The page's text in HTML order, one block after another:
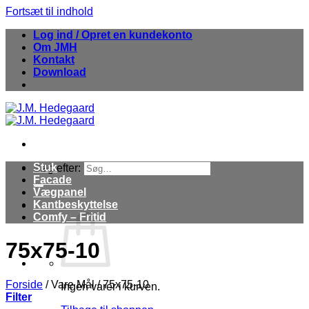
Fortsæt til indhold
Log ind / Opret en kundekonto
Om JMH
Kontakt
Download
Søg efter:
Ingen varer i kurven.
Stuk
Facade
Vægpanel
Kantbeskyttelse
Comfy – Fritid
75x75-10
Forside /Vare Mål/75x75-10
Filter